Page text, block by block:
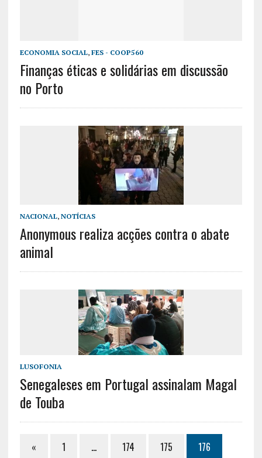
ECONOMIA SOCIAL, FES - COOP560
Finanças éticas e solidárias em discussão
no Porto
NACIONAL, NOTÍCIAS
Anonymous realiza acções contra o abate
animal
LUSOFONIA
Senegaleses em Portugal assinalam Magal
de Touba
« 1 … 174 175
176